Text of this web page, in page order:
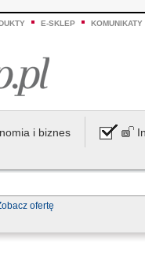
E-SKLEP KOMUNIKATY
i biznes
ofertę